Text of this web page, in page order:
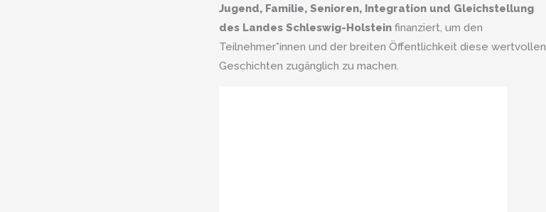
Jugend, Familie, Senioren, Integration und Gleichstellung
des Landes Schleswig-Holstein finanziert, um den
Teilnehmer*innen und der breiten Öffentlichkeit diese wertvollen
Geschichten zugänglich zu machen.